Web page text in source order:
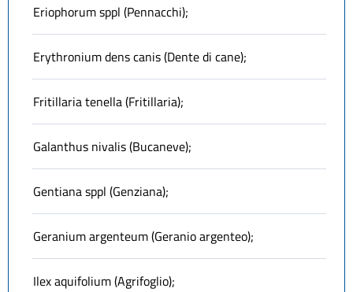
Eriophorum sppl (Pennacchi);
Erythronium dens canis (Dente di cane);
Fritillaria tenella (Fritillaria);
Galanthus nivalis (Bucaneve);
Gentiana sppl (Genziana);
Geranium argenteum (Geranio argenteo);
Ilex aquifolium (Agrifoglio);